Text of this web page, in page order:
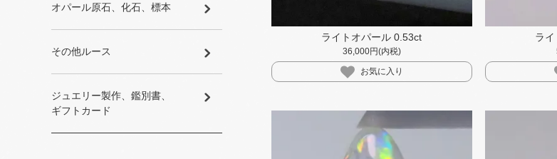
ライトオパール 0.53ct
36,000円(内税)
お気に入り
ラ
オパール原石、​化石、​標本
その​他ルース
ジュエリー製作、​鑑別書、​
ギフトカード